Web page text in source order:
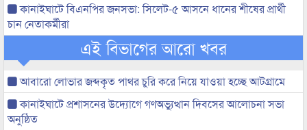
কানাইঘাটে বিএনপির জনসভা: সিলেট-৫ আসনে ধানের শীষের প্রার্থী
চান নেতাকর্মীরা
এই বিভাগের আরো খবর
আবারো লোভার জব্দকৃত পাথর চুরি করে নিয়ে যাওয়া হচ্ছে আটগ্রামে
কানাইঘাটে প্রশাসনের উদ্যোগে গণঅভ্যুত্থান দিবসের আলোচনা সভা
অনুষ্ঠিত